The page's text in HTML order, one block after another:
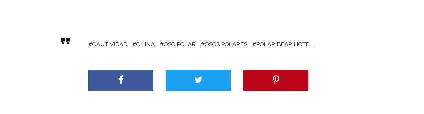
CAUTIVIDAD CHINA OSO POLAR OSOS POLARES POLAR BEAR HOTEL